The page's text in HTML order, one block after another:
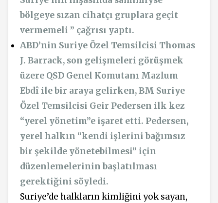
bölgeye sızan cihatçı gruplara geçit
vermemeli ” çağrısı yaptı.
ABD’nin Suriye Özel Temsilcisi Thomas
J. Barrack, son gelişmeleri görüşmek
üzere QSD Genel Komutanı Mazlum
Ebdî ile bir araya gelirken, BM Suriye
Özel Temsilcisi Geir Pedersen ilk kez
“yerel yönetim”e işaret etti. Pedersen,
yerel halkın “kendi işlerini bağımsız
bir şekilde yönetebilmesi” için
düzenlemelerinin başlatılması
gerektiğini söyledi.
Suriye’de halkların kimliğini yok sayan,